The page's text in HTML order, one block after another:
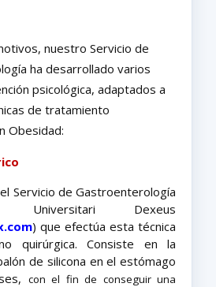
nuestro Servicio de
ha desarrollado varios
psicológica, adaptados a
de tratamiento
Obesidad:
Servicio de Gastroenterología
Dexeus
) que efectúa esta técnica
quirúrgica. Consiste en la
de silicona en el estómago
con el fin de conseguir una